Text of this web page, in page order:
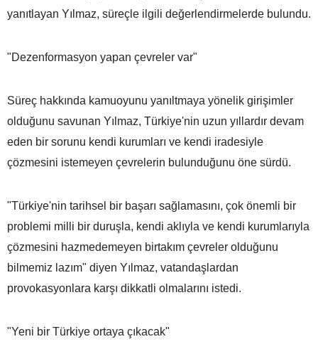
yanıtlayan Yılmaz, süreçle ilgili değerlendirmelerde bulundu.
"Dezenformasyon yapan çevreler var"
Süreç hakkında kamuoyunu yanıltmaya yönelik girişimler
olduğunu savunan Yılmaz, Türkiye'nin uzun yıllardır devam
eden bir sorunu kendi kurumları ve kendi iradesiyle
çözmesini istemeyen çevrelerin bulunduğunu öne sürdü.
"Türkiye'nin tarihsel bir başarı sağlamasını, çok önemli bir
problemi milli bir duruşla, kendi aklıyla ve kendi kurumlarıyla
çözmesini hazmedemeyen birtakım çevreler olduğunu
bilmemiz lazım" diyen Yılmaz, vatandaşlardan
provokasyonlara karşı dikkatli olmalarını istedi.
"Yeni bir Türkiye ortaya çıkacak"